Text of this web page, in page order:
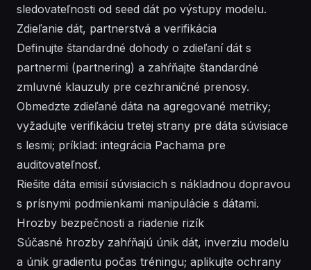
sledovateľnosti od seed dát po výstupy modelu.
Zdieľanie dát, partnerstvá a verifikácia
Definujte štandardné dohody o zdieľaní dát s
partnermi (partnering) a zahŕňajte štandardné
zmluvné klauzuly pre cezhraničné prenosy.
Obmedzte zdieľané dáta na agregované metriky;
vyžadujte verifikáciu tretej strany pre dáta súvisiace
s lesmi; príklad: integrácia Pachama pre
auditovateľnosť.
Riešite dáta emisií súvisiacich s nákladnou dopravou
s prísnymi podmienkami manipulácie s dátami.
Hrozby bezpečnosti a riadenie rizík
Súčasné hrozby zahŕňajú únik dát, inverziu modelu
a únik gradientu počas tréningu; aplikujte ochrany